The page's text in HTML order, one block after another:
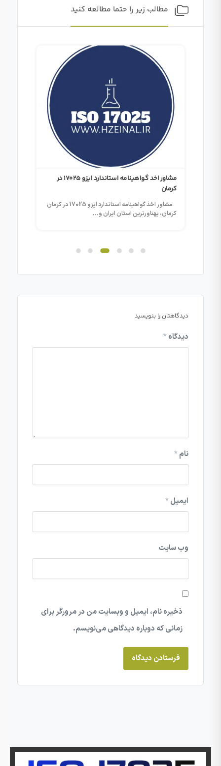
مطالب زیر را حتما مطالعه کنید
مشاور اخد گواهینامه استاندارد ایزو 17025 در
کرمان
مشاور اخذ گواهینامه استاندارد ایزو 17025 در کرمان
کرمان، پهناورترین استان ایران و...
دیدگاهتان را بنویسید
دیدگاه*
نام*
ایمیل*
وب‌ سایت
ذخیره نام، ایمیل و وبسایت من در مرورگر برای
زمانی که دوباره دیدگاهی می‌نویسم.